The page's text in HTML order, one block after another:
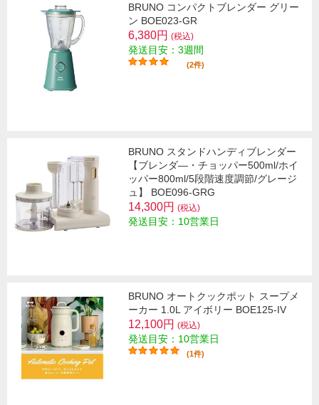
BRUNO コンパクトブレンダー グリー
ン BOE023-GR
6,380円 (税込)
発送目安：3週間
(2件)
BRUNO スタンドハンディブレンダー
【ブレンダ―・チョッパー500ml/ホイ
ッパー800ml/5段階速度調節/グレージ
ュ】 BOE096-GRG
14,300円 (税込)
発送目安：10営業日
BRUNO オートクックポット スープメ
ーカー 1.0L アイボリー BOE125-IV
12,100円 (税込)
発送目安：10営業日
(1件)